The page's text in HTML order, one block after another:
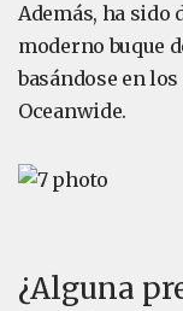
Además, ha sido
moderno buque
basándose en
Oceanwide.
¿Alguna